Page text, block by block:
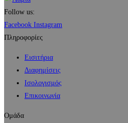
Follow us:
Facebook Instagram
Πληροφορίες
Εισιτήρια
Διαφημίσεις
Ισολογισμός
Επικοινωνία
Ομάδα